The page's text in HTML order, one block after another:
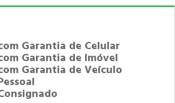
Garantia de Celular
Garantia de Imóvel
Garantia de Veículo